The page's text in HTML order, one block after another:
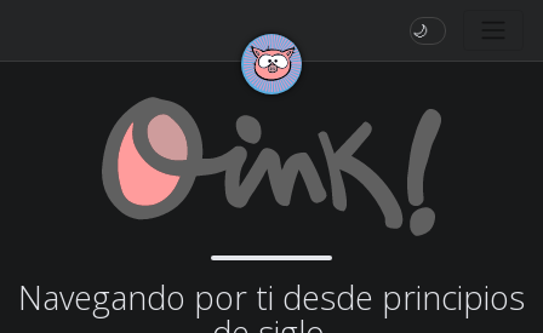
🌙
Navegando por ti desde principios